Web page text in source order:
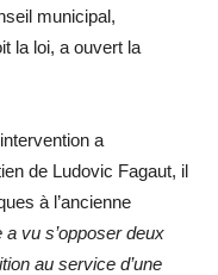
municipal,
la loi, a ouvert la
a
de Ludovic Fagaut, il
à l’ancienne
vu s’opposer deux
au service d’une